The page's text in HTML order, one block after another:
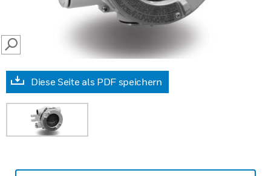
SEARCH
Diese Seite als PDF speichern